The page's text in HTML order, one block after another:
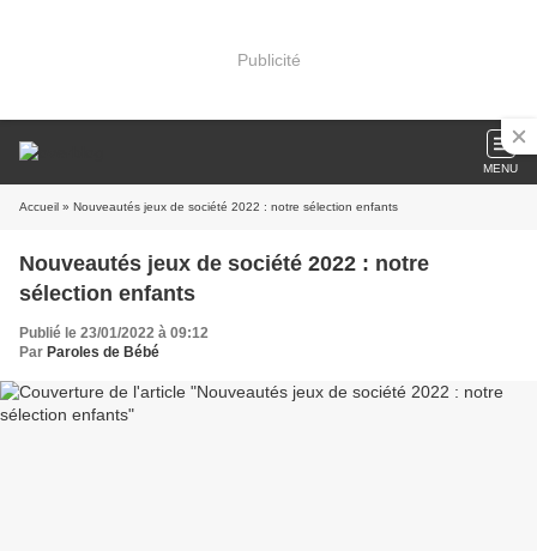
Publicité
MENU
Accueil » Nouveautés jeux de société 2022 : notre sélection enfants
Nouveautés jeux de société 2022 : notre
sélection enfants
Publié le 23/01/2022 à 09:12
Par Paroles de Bébé